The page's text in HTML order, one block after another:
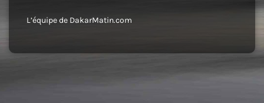
L’équipe de DakarMatin.com